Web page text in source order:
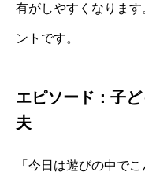
有がしやすくなりま
ントです。
エピソード：子
夫
「今日は遊びの中で